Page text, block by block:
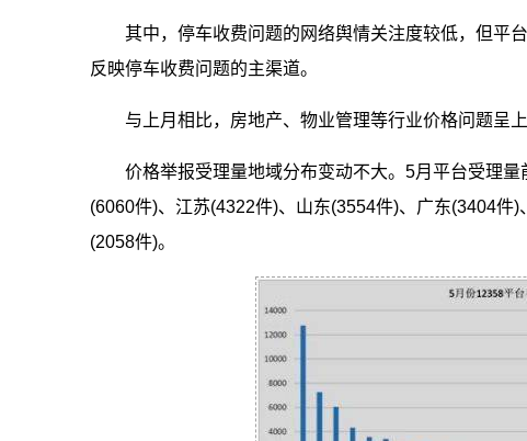
其中，停车收费问题的网络舆情关注度较低，但平
反映停车收费问题的主渠道。
与上月相比，房地产、物业管理等行业价格问题呈
价格举报受理量地域分布变动不大。5月平台受理
(6060件)、江苏(4322件)、山东(3554件)、广东(3404件
(2058件)。